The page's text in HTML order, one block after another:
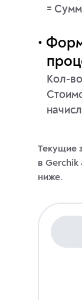
=
Кол-
Текущие
в Gerchik
ниже.